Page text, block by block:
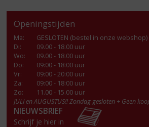
Openingstijden
Ma:
GESLOTEN (bestel in onze webshop)
Di:
09.00 - 18.00 uur
Wo:
09.00 - 18.00 uur
Do:
09:00 - 18:00 uur
Vr:
09:00 - 20:00 uur
Za:
09:00 - 18:00 uur
Zo:
11.00 - 15.00 uur
JULI en AUGUSTUS!! Zondag gesloten + Geen
NIEUWSBRIEF
Schrijf je hier in